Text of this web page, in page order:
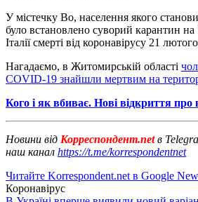
У містечку Во, населення якого
було встановлено суворий карантин на
Італії смерті від коронавірусу 21
Нагадаємо, в Житомирській області
COVID-19 знайшли мертвим на
Кого і як вбиває. Нові відкриття про
Новини від Корреспондент.netв
наш канал https://t.me/korrespondentnet
Читайте Korrespondent.net в Google
Коронавірус